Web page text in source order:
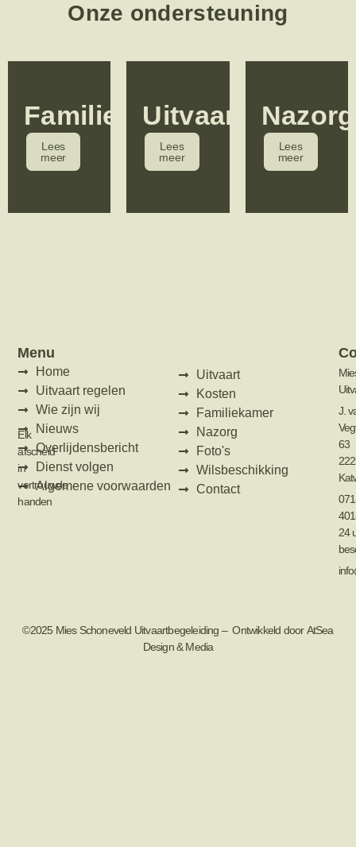
Onze ondersteuning
Familiekamer
Lees
meer
Uitvaart
Lees
meer
Nazorg
Lees
meer
Elk
afscheid
in
vertrouwde
handen
Menu
Home
Uitvaart regelen
Wie zijn wij
Nieuws
Overlijdensbericht
Dienst volgen
Algemene voorwaarden
Uitvaart
Kosten
Familiekamer
Nazorg
Foto's
Wilsbeschikking
Contact
J.
63
24
©2025 Mies Schoneveld Uitvaartbegeleiding – Ontwikkeld doorAtSea
Design & Media